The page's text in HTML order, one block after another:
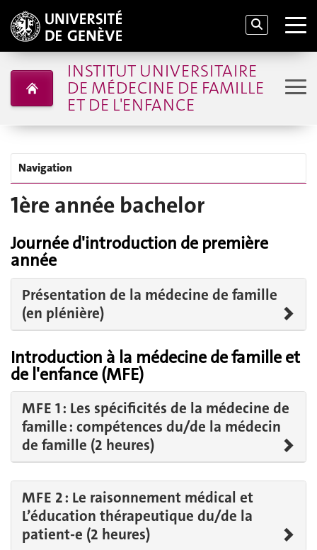
INSTITUT UNIVERSITAIRE
DE MÉDECINE DE FAMILLE
ET DE L'ENFANCE
Navigation
1ère année bachelor
Journée d'introduction de première
année
Présentation de la médecine de famille
(en plénière)
Introduction à la médecine de famille et
de l'enfance (MFE)
MFE 1 : Les spécificités de la médecine de
famille : compétences du/de la médecin
de famille (2 heures)
MFE 2 : Le raisonnement médical et
L’éducation thérapeutique du/de la
patient-e (2 heures)